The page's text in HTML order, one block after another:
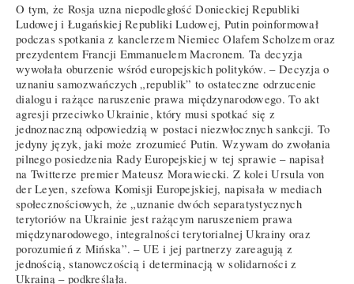
O tym, że Rosja uzna niepodległość Donieckiej Republiki
Ludowej i Ługańskiej Republiki Ludowej, Putin poinformował
podczas spotkania z kanclerzem Niemiec Olafem Scholzem oraz
prezydentem Francji Emmanuelem Macronem. Ta decyzja
wywołała oburzenie wśród europejskich polityków. – Decyzja o
uznaniu samozwańczych „republik” to ostateczne odrzucenie
dialogu i rażące naruszenie prawa międzynarodowego. To akt
agresji przeciwko Ukrainie, który musi spotkać się z
jednoznaczną odpowiedzią w postaci niezwłocznych sankcji. To
jedyny język, jaki może zrozumieć Putin. Wzywam do zwołania
pilnego posiedzenia Rady Europejskiej w tej sprawie – napisał
na Twitterze premier Mateusz Morawiecki. Z kolei Ursula von
der Leyen, szefowa Komisji Europejskiej, napisała w mediach
społecznościowych, że „uznanie dwóch separatystycznych
terytoriów na Ukrainie jest rażącym naruszeniem prawa
międzynarodowego, integralności terytorialnej Ukrainy oraz
porozumień z Mińska”. – UE i jej partnerzy zareagują z
jednością, stanowczością i determinacją w solidarności z
Ukrainą – podkreślała.